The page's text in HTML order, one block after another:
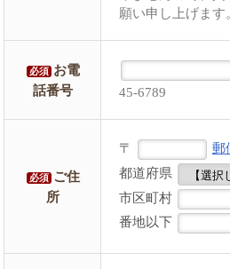
願い申し上げます
必須 お電
話番号
45-6789
必須 ご住
所
〒
郵
都道府県
市区町村
番地以下